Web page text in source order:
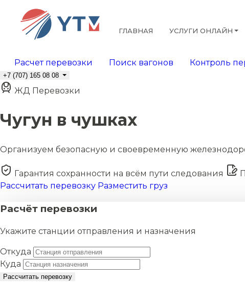
ГЛАВНАЯ УСЛУГИ ОНЛАЙН
Расчет перевозки Поиск вагонов Контроль
+7 (707) 165 08 08
ЖД Перевозки
Чугун в чушках
Организуем безопасную и своевременную
Гарантия сохранности на всём пути следования
Рассчитать перевозку Разместить груз
Расчёт перевозки
Укажите станции отправления и назначения
Откуда
Куда
Рассчитать перевозку